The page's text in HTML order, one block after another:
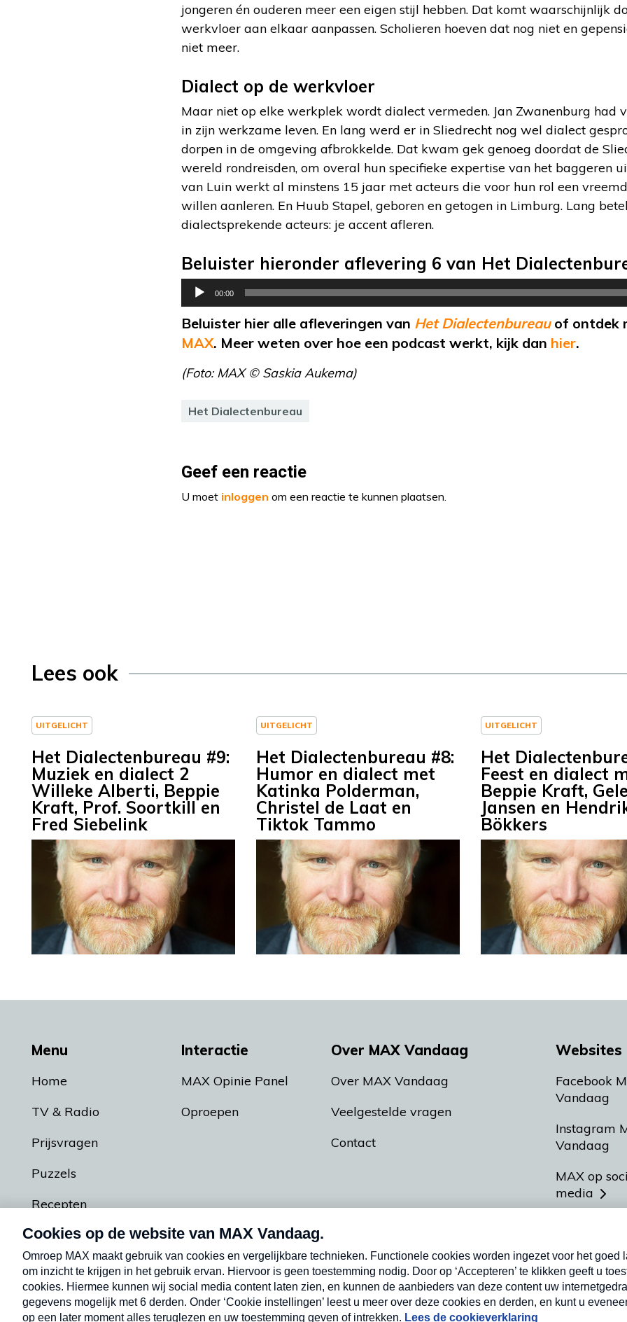
jongeren én ouderen meer een eigen stijl hebben. Dat komt waarschijnlijk
werkvloer aan elkaar aanpassen. Scholieren hoeven dat nog niet en
niet meer.
Dialect op de werkvloer
Maar niet op elke werkplek wordt dialect vermeden. Jan Zwanenburg had
in zijn werkzame leven. En lang werd er in Sliedrecht nog wel dialect
dorpen in de omgeving afbrokkelde. Dat kwam gek genoeg doordat de
wereld rondreisden, om overal hun specifieke expertise van het baggeren
van Luin werkt al minstens 15 jaar met acteurs die voor hun rol een
willen aanleren. En Huub Stapel, geboren en getogen in Limburg. Lang
dialectsprekende acteurs: je accent afleren.
Beluister hieronder aflevering 6 van Het
Audiospeler
00:00
Beluister hier alle afleveringen van Het Dialectenbureauof ontdek
MAX. Meer weten over hoe een podcast werkt, kijk dan hier.
(Foto: MAX © Saskia Aukema)
Het Dialectenbureau
Geef een reactie
U moet inloggen om een reactie te kunnen plaatsen.
Lees ook
UITGELICHT
Het Dialectenbureau #9:
Muziek en dialect 2
Willeke Alberti, Beppie
Kraft, Prof. Soortkill en
Fred Siebelink
UITGELICHT
Het Dialectenbureau #8:
Humor en dialect met
Katinka Polderman,
Christel de Laat en
Tiktok Tammo
UITGELICHT
Het
Feest en dialect
Beppie Kraft,
Jansen en
Bökkers
Menu
Home
TV & Radio
Prijsvragen
Puzzels
Recepten
Podcasts
Interactie
MAX Opinie Panel
Oproepen
Over MAX Vandaag
Over MAX Vandaag
Veelgestelde vragen
Contact
Websites
Facebook
Vandaag
Instagram
Vandaag
MAX op
media
Meldpunt
Heel